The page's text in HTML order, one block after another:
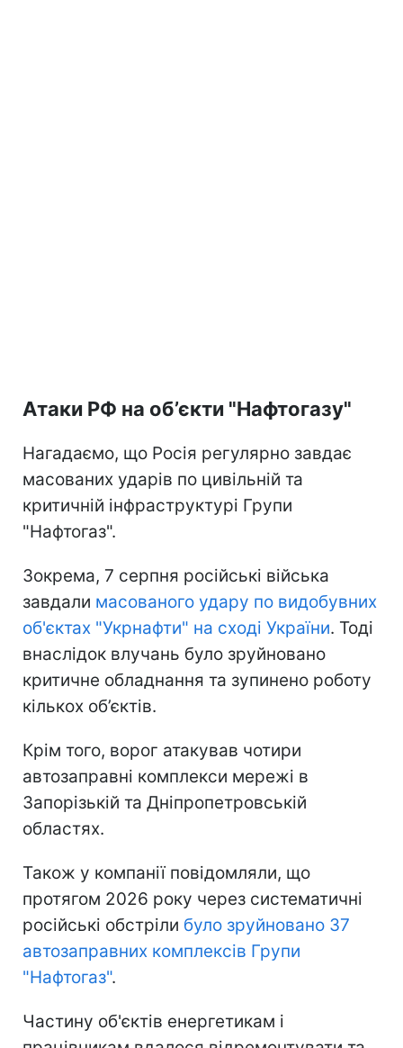
Атаки РФ на об’єкти "Нафтогазу"
Нагадаємо, що Росія регулярно завдає
масованих ударів по цивільній та
критичній інфраструктурі Групи
"Нафтогаз".
Зокрема, 7 серпня російські війська
завдали масованого удару по видобувних
об'єктах "Укрнафти" на сході України. Тоді
внаслідок влучань було зруйновано
критичне обладнання та зупинено роботу
кількох об’єктів.
Крім того, ворог атакував чотири
автозаправні комплекси мережі в
Запорізькій та Дніпропетровській
областях.
Також у компанії повідомляли, що
протягом 2026 року через систематичні
російські обстріли було зруйновано 37
автозаправних комплексів Групи
"Нафтогаз".
Частину об'єктів енергетикам і